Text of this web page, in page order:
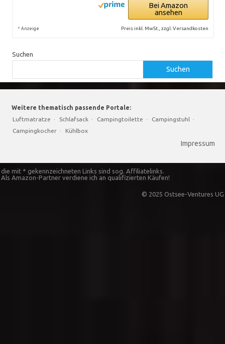
Bei Amazon
ansehen
* Anzeige Preis inkl. MwSt., zzgl. Versandkosten
Suchen
Suchen
Weitere thematisch passende Portale:
Luftmatratze · Schlafsack · Campingtoilette · Campingstuhl ·
Campingkocher · Kühlbox
Impressum
die mit * gekennzeichneten Links sind sog. Affiliatelinks.
Als Amazon-Partner verdiene ich an qualifizierten Käufen!
© 2025 Ostsee-Ventures UG